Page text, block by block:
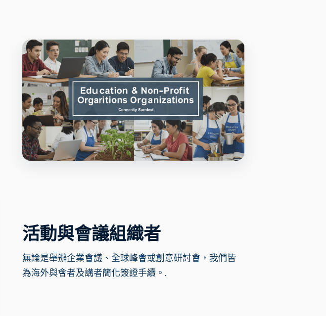
活動與會議組織者
無論是舉辦企業會議、全球峰會或創意研討會，我們皆
為海外與會者及講者簡化簽證手續。.